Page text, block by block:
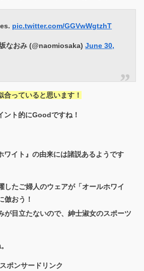
pic.twitter.com/GGVwWgtzhT
なおみ (@naomiosaka)June 30,
合っていると思います！
ント的にGoodですね！
ワイト』の由来には諸説あるようです
したご婦人のウェアが「オールホワイ
倣おう！
が目立たないので、紳士淑女のスポーツ
スポンサードリンク